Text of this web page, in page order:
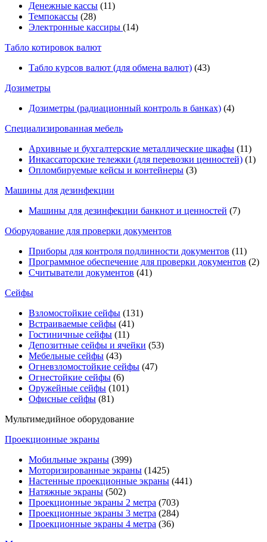
Денежные кассы (11)
Темпокассы (28)
Электронные кассиры (14)
Табло котировок валют
Табло курсов валют (для обмена валют) (43)
Дозиметры
Дозиметры (радиационный контроль в банках) (4)
Специализированная мебель
Архивные и бухгалтерские металлические шкафы (11)
Инкассаторские тележки (для перевозки ценностей) (1)
Опломбируемые кейсы и контейнеры (3)
Машины для дезинфекции
Машины для дезинфекции банкнот и ценностей (7)
Оборудование для проверки документов
Приборы для контроля подлинности документов (11)
Программное обеспечение для проверки документов (2)
Считыватели документов (41)
Сейфы
Взломостойкие сейфы (131)
Встраиваемые сейфы (41)
Гостиничные сейфы (11)
Депозитные сейфы и ячейки (53)
Мебельные сейфы (43)
Огневзломостойкие сейфы (47)
Огнестойкие сейфы (6)
Оружейные сейфы (101)
Офисные сейфы (81)
Мультимедийное оборудование
Проекционные экраны
Мобильные экраны (399)
Моторизированные экраны (1425)
Настенные проекционные экраны (441)
Натяжные экраны (502)
Проекционные экраны 2 метра (703)
Проекционные экраны 3 метра (284)
Проекционные экраны 4 метра (36)